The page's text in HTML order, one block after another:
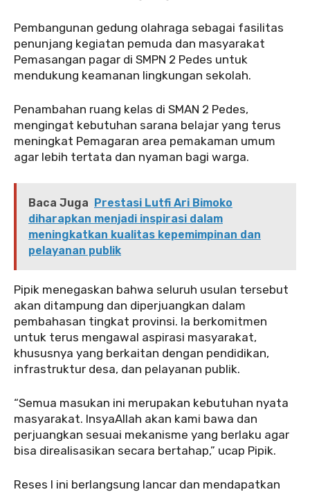
Pembangunan gedung olahraga sebagai fasilitas
penunjang kegiatan pemuda dan masyarakat
Pemasangan pagar di SMPN 2 Pedes untuk
mendukung keamanan lingkungan sekolah.
Penambahan ruang kelas di SMAN 2 Pedes,
mengingat kebutuhan sarana belajar yang terus
meningkat Pemagaran area pemakaman umum
agar lebih tertata dan nyaman bagi warga.
Baca Juga Prestasi Lutfi Ari Bimoko
diharapkan menjadi inspirasi dalam
meningkatkan kualitas kepemimpinan dan
pelayanan publik
Pipik menegaskan bahwa seluruh usulan tersebut
akan ditampung dan diperjuangkan dalam
pembahasan tingkat provinsi. Ia berkomitmen
untuk terus mengawal aspirasi masyarakat,
khususnya yang berkaitan dengan pendidikan,
infrastruktur desa, dan pelayanan publik.
“Semua masukan ini merupakan kebutuhan nyata
masyarakat. InsyaAllah akan kami bawa dan
perjuangkan sesuai mekanisme yang berlaku agar
bisa direalisasikan secara bertahap,” ucap Pipik.
Reses I ini berlangsung lancar dan mendapatkan